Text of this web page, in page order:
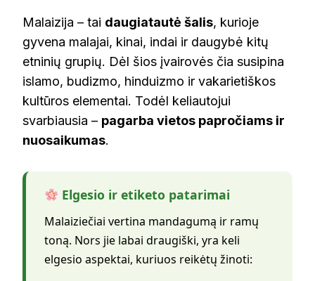
Malaizija – tai daugiatautė šalis, kurioje
gyvena malajai, kinai, indai ir daugybė kitų
etninių grupių. Dėl šios įvairovės čia susipina
islamo, budizmo, hinduizmo ir vakarietiškos
kultūros elementai. Todėl keliautojui
svarbiausia – pagarba vietos papročiams ir
nuosaikumas.
Elgesio ir etiketo patarimai
Malaiziečiai vertina mandagumą ir ramų
toną. Nors jie labai draugiški, yra keli
elgesio aspektai, kuriuos reikėtų žinoti: